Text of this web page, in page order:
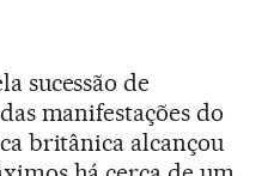
sucessão de
manifestações do
britânica alcançou